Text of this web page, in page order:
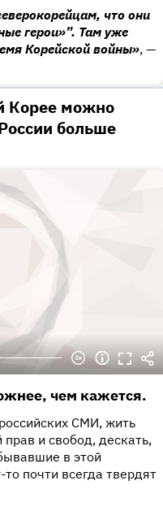
что они
герои»”. Там уже
Корейской войны», —
Корее можно
больше
чем кажется.
СМИ, жить
и свобод, дескать,
в этой
почти всегда твердят